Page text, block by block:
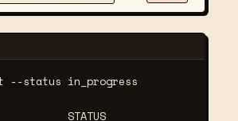
status in_progress